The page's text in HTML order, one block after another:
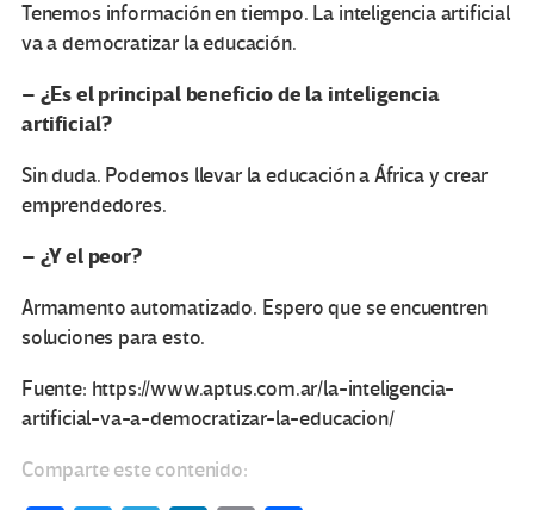
Tenemos información en tiempo. La inteligencia artificial
va a democratizar la educación.
– ¿Es el principal beneficio de la inteligencia
artificial?
Sin duda. Podemos llevar la educación a África y crear
emprendedores.
– ¿Y el peor?
Armamento automatizado. Espero que se encuentren
soluciones para esto.
Fuente: https://www.aptus.com.ar/la-inteligencia-
artificial-va-a-democratizar-la-educacion/
Comparte este contenido: